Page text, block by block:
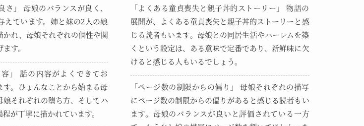
さ」 母娘のバランスが良く、
えています。姉と妹の2人の娘
かれ、母娘それぞれの個性や関
す。
容」 話の内容がよくできてお
す。ひょんなことから始まる母
娘それぞれの堕ち方、そしてハ
が丁寧に描かれています。
「よくある童貞喪失と親子丼的ストーリー」 物語の
展開が、よくある童貞喪失と親子丼的ストーリーと感
じる読者もいます。母娘との同居生活やハーレムを築
くという設定は、ある意味で定番であり、新鮮味に欠
けると感じる人もいるでしょう。
「ページ数の制限からの偏り」 母娘それぞれの描写
にページ数の制限からの偏りがあると感じる読者もい
ます。母娘のバランスが良いと評価されている一方